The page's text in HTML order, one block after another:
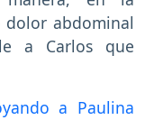
abdominal
a Carlos que